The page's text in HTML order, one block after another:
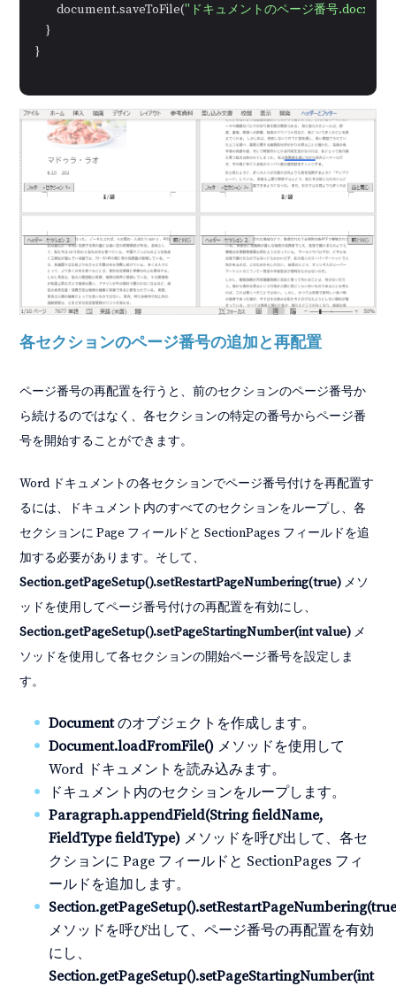
        document.saveToFile(
"ドキュメントのページ番号.docx"
    }
}
各セクションのページ番号の追加と再配置
ページ番号の再配置を行うと、前のセクションのページ番号か
ら続けるのではなく、各セクションの特定の番号からページ番
号を開始することができます。
Word ドキュメントの各セクションでページ番号付けを再配置す
るには、ドキュメント内のすべてのセクションをループし、各
セクションに Page フィールドと SectionPages フィールドを追
加する必要があります。そして、
Section.getPageSetup().setRestartPageNumbering(true) メソ
ッドを使用してページ番号付けの再配置を有効にし、
Section.getPageSetup().setPageStartingNumber(int value) メ
ソッドを使用して各セクションの開始ページ番号を設定しま
す。
Documentのオブジェクトを作成します。
Document.loadFromFile() メソッドを使用して
Word ドキュメントを読み込みます。
ドキュメント内のセクションをループします。
Paragraph.appendField(String fieldName,
FieldType fieldType) メソッドを呼び出して、各セ
クションに Page フィールドと SectionPages フィ
ールドを追加します。
メソッドを呼び出して、ページ番号の再配置を有効
にし、
Section.getPageSetup().setPageStartingNumber(int